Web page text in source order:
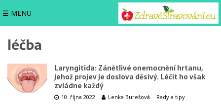
☰ MENU
léčba
Laryngitida: Zánětlivé onemocnění hrtanu,
jehož projev je doslova děsivý. Léčit ho však
zvládne každý
10. října 2022 Lenka Burešová Rady a tipy